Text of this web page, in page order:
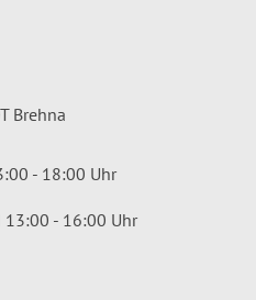
Brehna
- 18:00 Uhr
- 16:00 Uhr